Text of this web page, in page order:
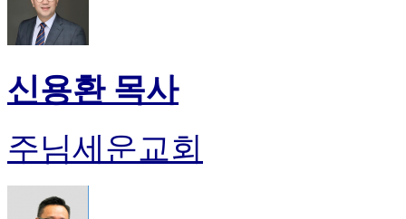
신용환 목사
주님세운교회